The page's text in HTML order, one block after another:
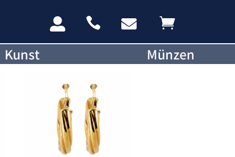
   
Kunst Münzen